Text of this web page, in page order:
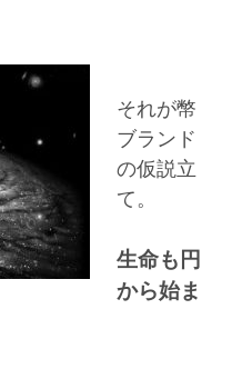
それが幣
ブランド
の仮説立
て。
生命も円
から始ま